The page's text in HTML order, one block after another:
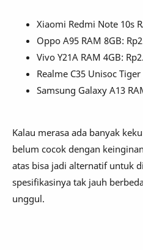
Xiaomi Redmi Note 10s
Oppo A95 RAM 8GB:
Vivo Y21A RAM 4GB:
Realme C35 Unisoc
Samsung Galaxy A13
Kalau merasa ada banyak
belum cocok dengan
atas bisa jadi alternatif untuk
spesifikasinya tak jauh
unggul.